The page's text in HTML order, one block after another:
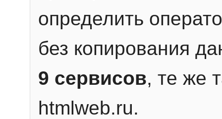
определить
без копирования
9 сервисов, те же
htmlweb.ru.